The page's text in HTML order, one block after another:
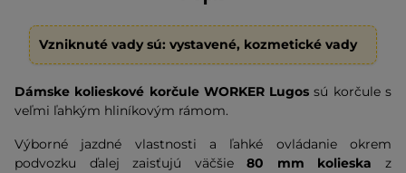
Vzniknuté vady sú: vystavené, kozmetické vady
Dámske kolieskové korčule WORKER Lugos sú korčule s
veľmi ľahkým hliníkovým rámom.
Výborné jazdné vlastnosti a ľahké ovládanie okrem
podvozku ďalej zaisťujú väčšie80 mm kolieska z